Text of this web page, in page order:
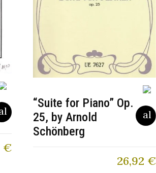
€
“Suite for Piano” Op.
25, by Arnold
Schönberg
26,92 €